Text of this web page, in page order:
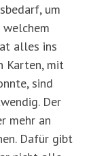
um
welchem
alles ins
Karten, mit
sind
Der
mehr an
Dafür gibt